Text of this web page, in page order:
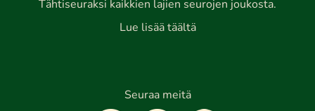
Tähtiseuraksi kaikkien lajien seurojen joukosta.
Lue lisää täältä
Seuraa meitä